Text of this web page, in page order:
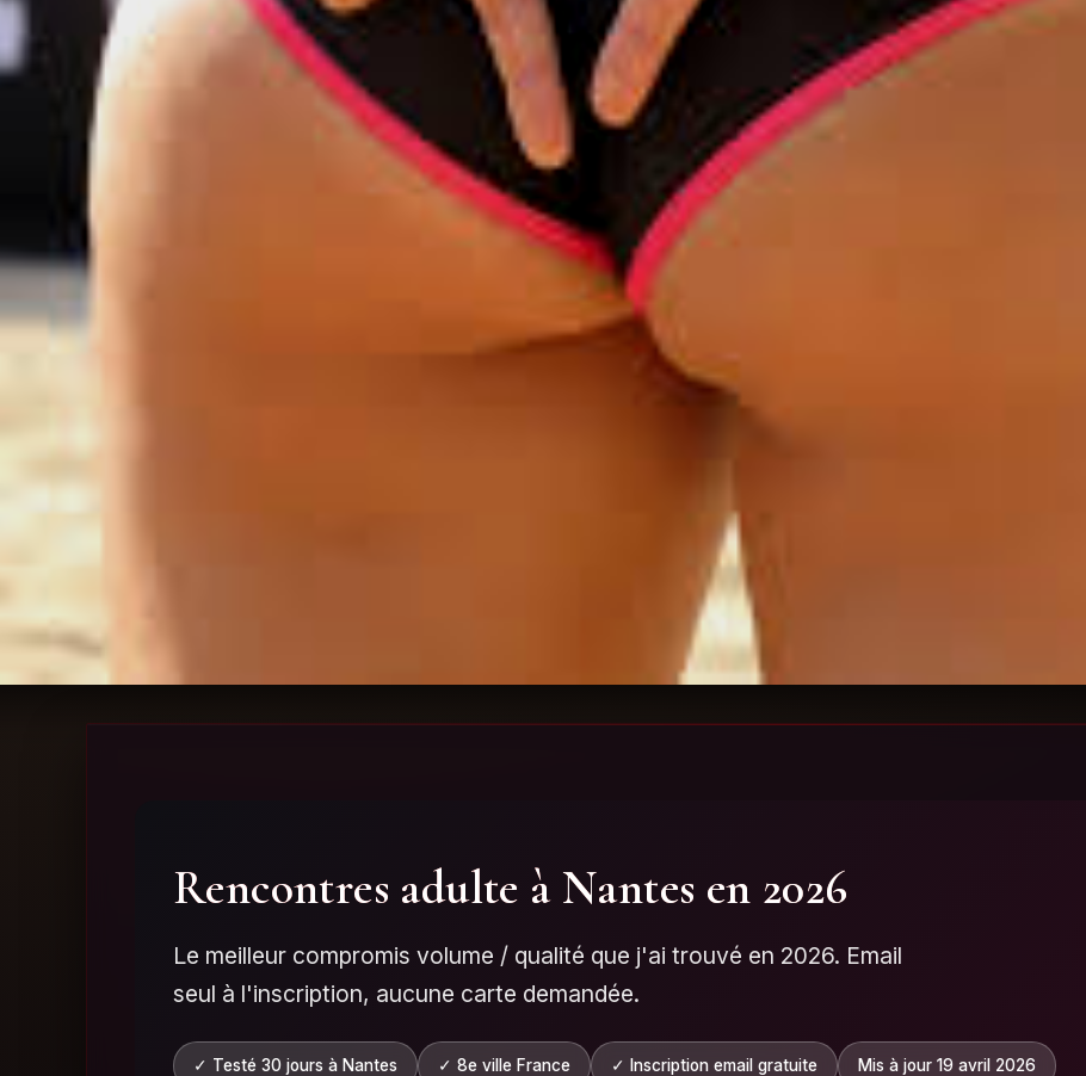
Rencontres adulte à Nantes en 2026
Le meilleur compromis volume / qualité que j'ai trouvé en 2026. Email
seul à l'inscription, aucune carte demandée.
✓ Testé 30 jours à Nantes ✓ 8e ville France ✓ Inscription email gratuite Mis à jour 19 avril 2026